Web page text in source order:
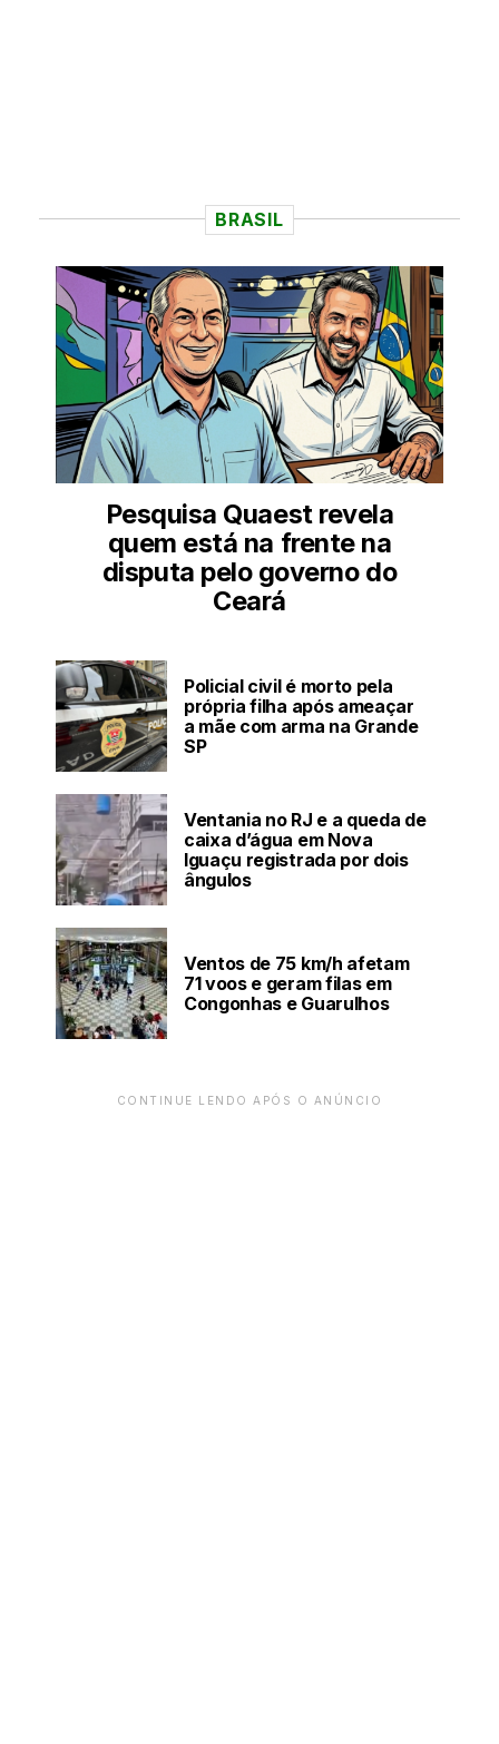
BRASIL
Pesquisa Quaest revela
quem está na frente na
disputa pelo governo do
Ceará
Policial civil é morto pela
própria filha após ameaçar
a mãe com arma na Grande
SP
Ventania no RJ e a queda de
caixa d’água em Nova
Iguaçu registrada por dois
ângulos
Ventos de 75 km/h afetam
71 voos e geram filas em
Congonhas e Guarulhos
CONTINUE LENDO APÓS O ANÚNCIO